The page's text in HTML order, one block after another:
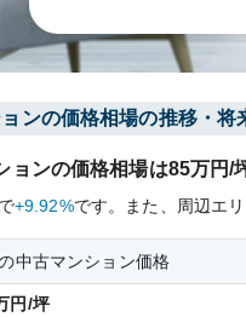
ンの価格相場の推移・将
ョンの価格相場は85万円/
+9.92%です。 また、周辺エ
中古マンション価格
円/坪